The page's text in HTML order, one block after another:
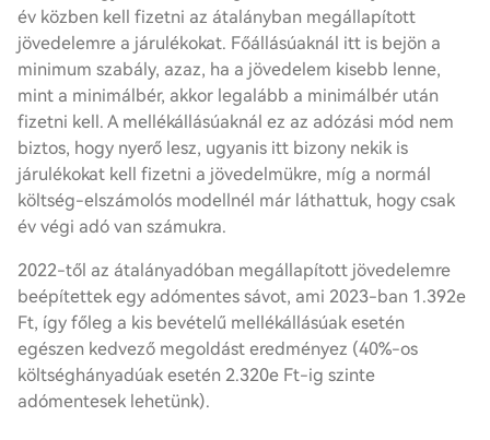
év közben kell fizetni az átalányban megállapított
jövedelemre a járulékokat. Főállásúaknál itt is bejön a
minimum szabály, azaz, ha a jövedelem kisebb lenne,
mint a minimálbér, akkor legalább a minimálbér után
fizetni kell. A mellékállásúaknál ez az adózási mód nem
biztos, hogy nyerő lesz, ugyanis itt bizony nekik is
járulékokat kell fizetni a jövedelmükre, míg a normál
költség-elszámolós modellnél már láthattuk, hogy csak
év végi adó van számukra.
2022-től az átalányadóban megállapított jövedelemre
beépítettek egy adómentes sávot, ami 2023-ban 1.392e
Ft, így főleg a kis bevételű mellékállásúak esetén
egészen kedvező megoldást eredményez (40%-os
költséghányadúak esetén 2.320e Ft-ig szinte
adómentesek lehetünk).